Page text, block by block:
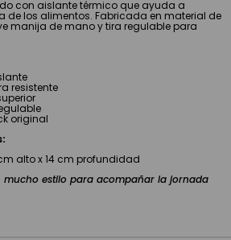
con aislante térmico que ayuda a
de los alimentos. Fabricada en material de
manija de mano y tira regulable para
resistente
original
alto x 14 cm profundidad
mucho estilo para acompañar la jornada